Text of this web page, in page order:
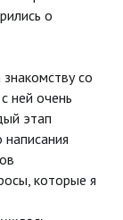
о
со
ней очень
этап
которые я